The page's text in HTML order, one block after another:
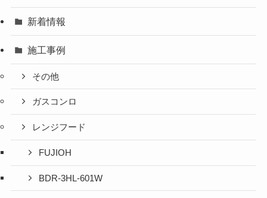
新着情報
施工事例
その他
ガスコンロ
レンジフード
FUJIOH
BDR-3HL-601W